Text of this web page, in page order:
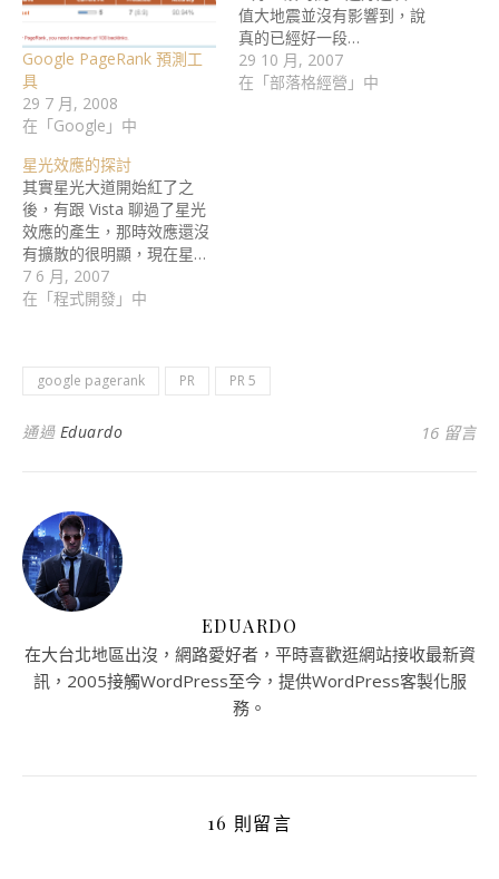
Google PageRank 預測工
具
29 7 月, 2008
在「Google」中
值大地震並沒有影響到，說
真的已經好一段…
29 10 月, 2007
在「部落格經營」中
星光效應的探討
其實星光大道開始紅了之
後，有跟 Vista 聊過了星光
效應的產生，那時效應還沒
有擴散的很明顯，現在星…
7 6 月, 2007
在「程式開發」中
google pagerank PR PR 5
通過 Eduardo 16 留言
EDUARDO
在大台北地區出沒，網路愛好者，平時喜歡逛網站接收最新資
訊，2005接觸WordPress至今，提供WordPress客製化服
務。
16 則留言